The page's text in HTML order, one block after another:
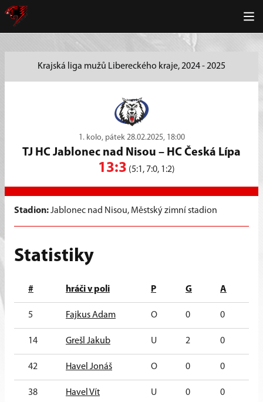
Krajská liga mužů Libereckého kraje, 2024 - 2025
1. kolo, pátek 28.02.2025, 18:00
TJ HC Jablonec nad Nisou – HC Česká Lípa
13:3 (5:1, 7:0, 1:2)
Stadion:Jablonec nad Nisou, Městský zimní stadion
Statistiky
# hráči v poli P G A
5 Fajkus Adam O 0 0
14 Grešl Jakub U 2 0
42 Havel Jonáš O 0 0
38 Havel Vít U 0 0